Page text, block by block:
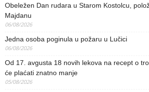
Obeležen Dan rudara u Starom Kostolcu,
Majdanu
06/08/2026
Jedna osoba poginula u požaru u Lučici
06/08/2026
Od 17. avgusta 18 novih lekova na recept o
će plaćati znatno manje
05/08/2026